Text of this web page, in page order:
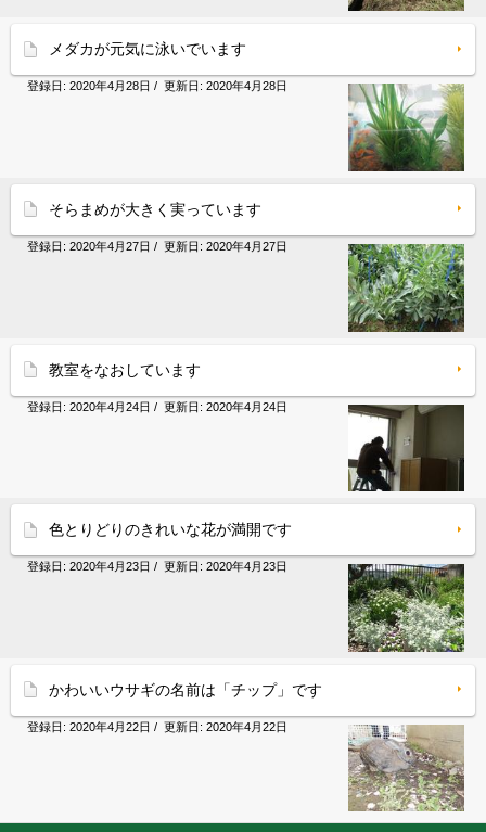
メダカが元気に泳いでいます
登録日: 2020年4月28日 / 更新日: 2020年4月28日
そらまめが大きく実っています
登録日: 2020年4月27日 / 更新日: 2020年4月27日
教室をなおしています
登録日: 2020年4月24日 / 更新日: 2020年4月24日
色とりどりのきれいな花が満開です
登録日: 2020年4月23日 / 更新日: 2020年4月23日
かわいいウサギの名前は「チップ」です
登録日: 2020年4月22日 / 更新日: 2020年4月22日